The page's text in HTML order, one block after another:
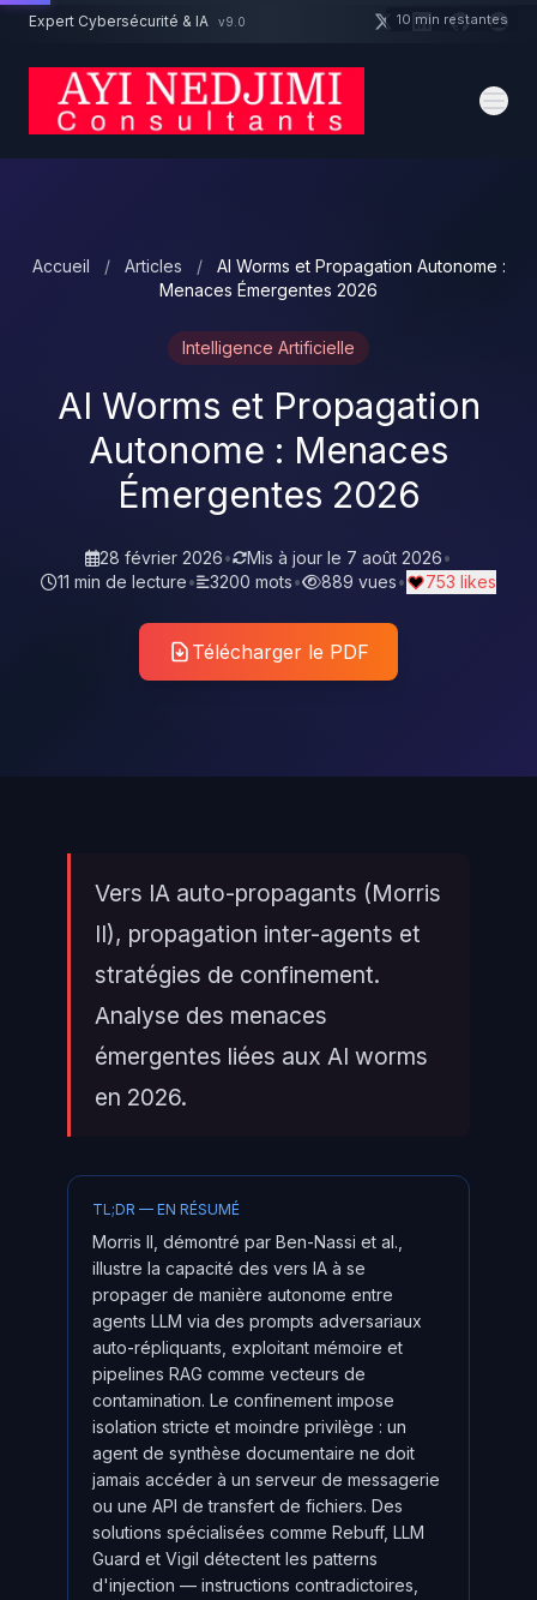
Aller au contenu principal
Expert Cybersécurité & IA v9.0
Accueil / Articles /
AI Worms et Propagation Autonome :
Menaces Émergentes 2026
Intelligence Artificielle
AI Worms et Propagation
Autonome : Menaces
Émergentes 2026
28 février 2026• Mis à jour le 7 août 2026•
11 min de lecture• 3200 mots• 889 vues• 753 likes
Télécharger le PDF
Vers IA auto-propagants (Morris
II), propagation inter-agents et
stratégies de confinement.
Analyse des menaces
émergentes liées aux AI worms
en 2026.
TL;DR — EN RÉSUMÉ
Morris II, démontré par Ben-Nassi et al.,
illustre la capacité des vers IA à se
propager de manière autonome entre
agents LLM via des prompts adversariaux
auto-répliquants, exploitant mémoire et
pipelines RAG comme vecteurs de
contamination. Le confinement impose
isolation stricte et moindre privilège : un
agent de synthèse documentaire ne doit
jamais accéder à un serveur de messagerie
ou une API de transfert de fichiers. Des
solutions spécialisées comme Rebuff, LLM
Guard et Vigil détectent les patterns
d'injection — instructions contradictoires,
Un projet cybersécurité ? 10 min restantes